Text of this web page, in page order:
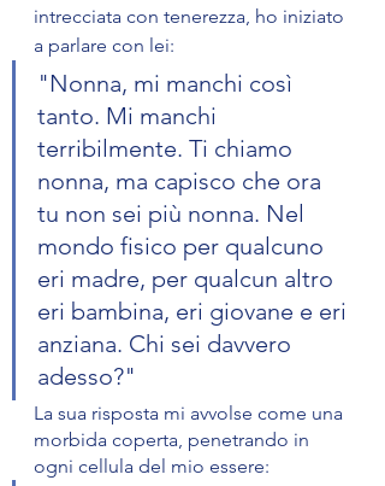
intrecciata con tenerezza, ho iniziato
a parlare con lei:
"Nonna, mi manchi così
tanto. Mi manchi
terribilmente. Ti chiamo
nonna, ma capisco che ora
tu non sei più nonna. Nel
mondo fisico per qualcuno
eri madre, per qualcun altro
eri bambina, eri giovane e eri
anziana. Chi sei davvero
adesso?"
La sua risposta mi avvolse come una
morbida coperta, penetrando in
ogni cellula del mio essere: